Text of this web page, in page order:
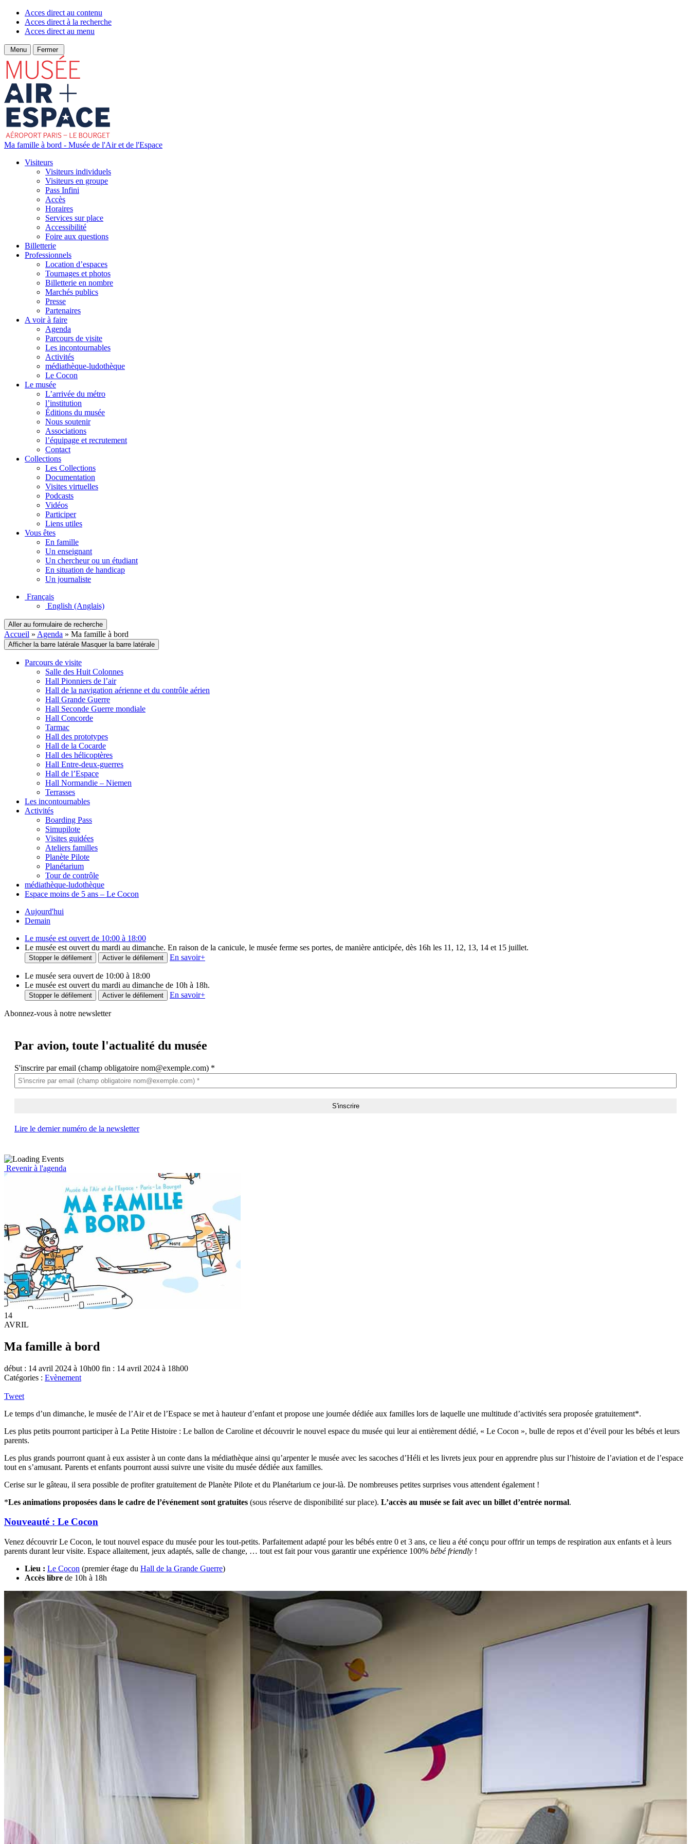
Acces direct au contenu
Acces direct à la recherche
Acces direct au menu
Menu Fermer
Ma famille à bord - Musée de l'Air et de l'Espace
Visiteurs
Visiteurs individuels
Visiteurs en groupe
Pass Infini
Accès
Horaires
Services sur place
Accessibilité
Foire aux questions
Billetterie
Professionnels
Location d’espaces
Tournages et photos
Billetterie en nombre
Marchés publics
Presse
Partenaires
A voir à faire
Agenda
Parcours de visite
Les incontournables
Activités
médiathèque-ludothèque
Le Cocon
Le musée
L’arrivée du métro
l’institution
Éditions du musée
Nous soutenir
Associations
l’équipage et recrutement
Contact
Collections
Les Collections
Documentation
Visites virtuelles
Podcasts
Vidéos
Participer
Liens utiles
Vous êtes
En famille
Un enseignant
Un chercheur ou un étudiant
En situation de handicap
Un journaliste
Français
English (Anglais)
Aller au formulaire de recherche
Accueil » Agenda » Ma famille à bord
Afficher la barre latérale Masquer la barre latérale
Parcours de visite
Salle des Huit Colonnes
Hall Pionniers de l’air
Hall de la navigation aérienne et du contrôle aérien
Hall Grande Guerre
Hall Seconde Guerre mondiale
Hall Concorde
Tarmac
Hall des prototypes
Hall de la Cocarde
Hall des hélicoptères
Hall Entre-deux-guerres
Hall de l’Espace
Hall Normandie – Niemen
Terrasses
Les incontournables
Activités
Boarding Pass
Simupilote
Visites guidées
Ateliers familles
Planète Pilote
Planétarium
Tour de contrôle
médiathèque-ludothèque
Espace moins de 5 ans – Le Cocon
Aujourd'hui
Demain
Le musée est ouvert de 10:00 à 18:00
Le musée est ouvert du mardi au dimanche. En raison de la canicule, le musée ferme ses portes, de manière anticipée, dès 16h les 11, 12, 13, 14 et 15 juillet.
Stopper le défilement Activer le défilement En savoir+
Le musée sera ouvert de 10:00 à 18:00
Le musée est ouvert du mardi au dimanche de 10h à 18h.
Stopper le défilement Activer le défilement En savoir+
Abonnez-vous à notre newsletter
Par avion, toute l'actualité du musée
S'inscrire par email (champ obligatoire nom@exemple.com) *
Lire le dernier numéro de la newsletter
Revenir à l'agenda
14
AVRIL
Ma famille à bord
début : 14 avril 2024 à 10h00 fin : 14 avril 2024 à 18h00
Catégories : Evènement
Tweet
Le temps d’un dimanche, le musée de l’Air et de l’Espace se met à hauteur d’enfant et propose une journée dédiée aux familles lors de laquelle une multitude d’activités sera proposée gratuitement*.
Les plus petits pourront participer à La Petite Histoire : Le ballon de Caroline et découvrir le nouvel espace du musée qui leur ai entièrement dédié, « Le Cocon », bulle de repos et d’éveil pour les bébés et leurs
parents.
Les plus grands pourront quant à eux assister à un conte dans la médiathèque ainsi qu’arpenter le musée avec les sacoches d’Héli et les livrets jeux pour en apprendre plus sur l’histoire de l’aviation et de l’espace
tout en s’amusant. Parents et enfants pourront aussi suivre une visite du musée dédiée aux familles.
Cerise sur le gâteau, il sera possible de profiter gratuitement de Planète Pilote et du Planétarium ce jour-là. De nombreuses petites surprises vous attendent également !
*Les animations proposées dans le cadre de l’événement sont gratuites (sous réserve de disponibilité sur place). L’accès au musée se fait avec un billet d’entrée normal.
Nouveauté : Le Cocon
Venez découvrir Le Cocon, le tout nouvel espace du musée pour les tout-petits. Parfaitement adapté pour les bébés entre 0 et 3 ans, ce lieu a été conçu pour offrir un temps de respiration aux enfants et à leurs
parents durant leur visite. Espace allaitement, jeux adaptés, salle de change, … tout est fait pour vous garantir une expérience 100% bébé friendly !
Lieu : Le Cocon (premier étage du Hall de la Grande Guerre)
Accès libre de 10h à 18h